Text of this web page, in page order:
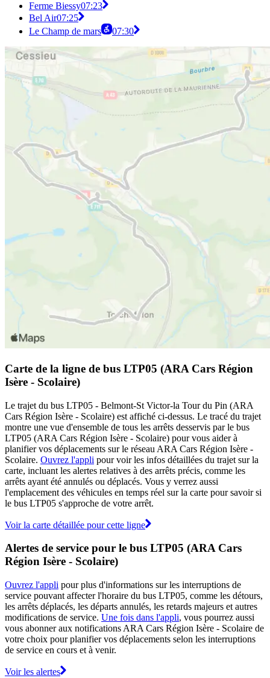
Ferme Biessy07:23
Bel Air07:25
Le Champ de mars
07:30
Carte de la ligne de bus LTP05 (ARA Cars Région
Isère - Scolaire)
Le trajet du bus LTP05 - Belmont-St Victor-la Tour du Pin (ARA
Cars Région Isère - Scolaire) est affiché ci-dessus. Le tracé du trajet
montre une vue d'ensemble de tous les arrêts desservis par le bus
LTP05 (ARA Cars Région Isère - Scolaire) pour vous aider à
planifier vos déplacements sur le réseau ARA Cars Région Isère -
Scolaire. Ouvrez l'appli pour voir les infos détaillées du trajet sur la
carte, incluant les alertes relatives à des arrêts précis, comme les
arrêts ayant été annulés ou déplacés. Vous y verrez aussi
l'emplacement des véhicules en temps réel sur la carte pour savoir si
le bus LTP05 s'approche de votre arrêt.
Voir la carte détaillée pour cette ligne
Alertes de service pour le bus LTP05 (ARA Cars
Région Isère - Scolaire)
Ouvrez l'appli pour plus d'informations sur les interruptions de
service pouvant affecter l'horaire du bus LTP05, comme les détours,
les arrêts déplacés, les départs annulés, les retards majeurs et autres
modifications de service. Une fois dans l'appli, vous pourrez aussi
vous abonner aux notifications ARA Cars Région Isère - Scolaire de
votre choix pour planifier vos déplacements selon les interruptions
de service en cours et à venir.
Voir les alertes